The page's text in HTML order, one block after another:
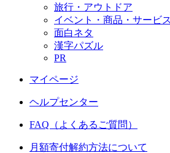
旅行・アウトドア
イベント・商品・サービス
面白ネタ
漢字パズル
PR
マイページ
ヘルプセンター
FAQ（よくあるご質問）
月額寄付解約方法について